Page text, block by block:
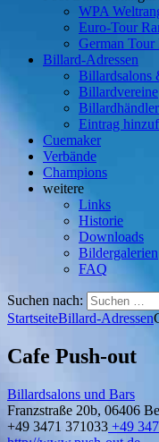
WPA
Euro-Tour
German Tour
Billard-Adressen
Billardsalons
Billardvereine
Billardhändler
Eintrag
Cuemaker
Verbände
Champions
weitere
Links
Historie
Downloads
Bildergalerien
FAQ
Suchen nach:
StartseiteBillard-Adressen
Cafe Push-out
Billardsalons und Bars
Franzstraße 20b, 06406
+49 3471 371033 +49